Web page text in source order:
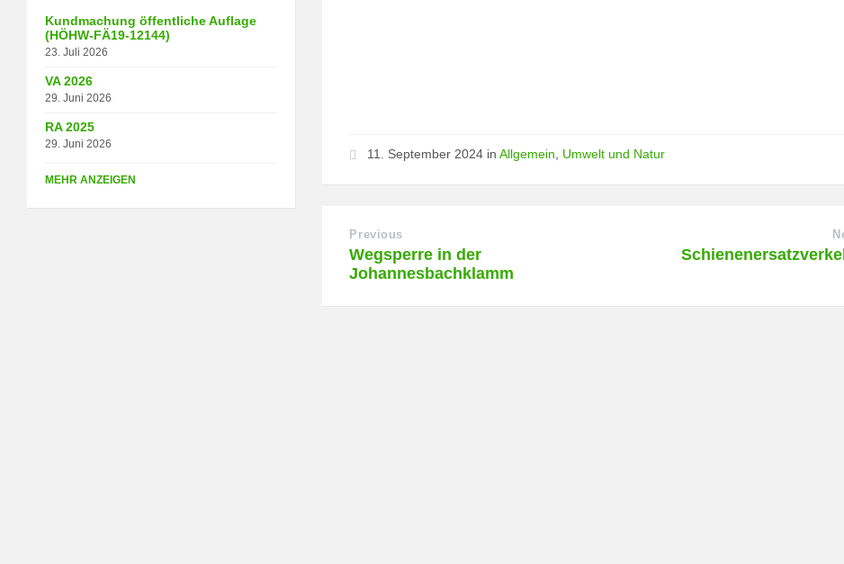
11. September 2024 inAllgemein Umwelt und Natur
Previous
Wegsperre in der
Johannesbachklamm
Kundmachung öffentliche Auflage
(HÖHW-FÄ19-12144)
23. Juli 2026
VA 2026
29. Juni 2026
RA 2025
29. Juni 2026
MEHR ANZEIGEN